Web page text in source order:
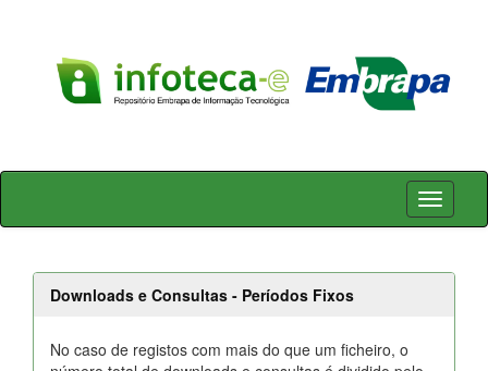
Skip
Downloads e Consultas - Períodos Fixos
No caso de registos com mais do que um ficheiro, o